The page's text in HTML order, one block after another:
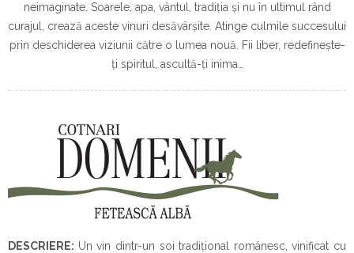
neimaginate. Soarele, apa, vântul, tradiţia şi nu în ultimul rând
curajul, crează aceste vinuri desăvârşite. Atinge culmile succesului
prin deschiderea viziunii către o lumea nouă. Fii liber, redefinește-
ți spiritul, ascultă-ți inima…
DESCRIERE: Un vin dintr-un soi tradițional românesc, vinificat cu